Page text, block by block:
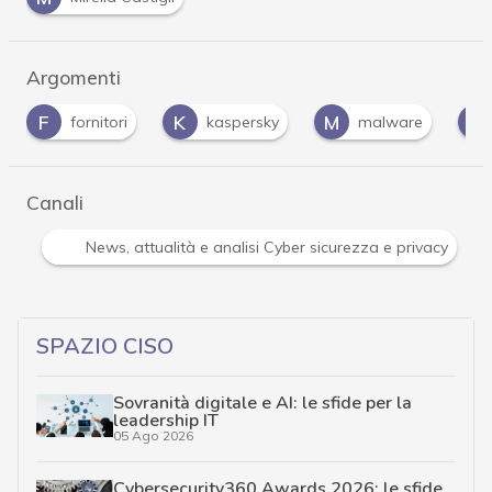
Argomenti
K
kaspersky M malware M
man-in-the-
Canali
Attacchi hacker e Malware: le ultime news in tempo
SPAZIO CISO
Sovranità digitale e AI: le sfide per la
leadership IT
05 Ago 2026